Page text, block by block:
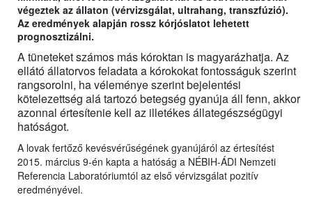
végeztek az állaton (vérvizsgálat, ultrahang, transzfúzió).
Az eredmények alapján rossz kórjóslatot lehetett
prognosztizálni.
A tüneteket számos más kóroktan is magyarázhatja. Az
ellátó állatorvos feladata a kórokokat fontosságuk szerint
rangsorolni, ha véleménye szerint bejelentési
kötelezettség alá tartozó betegség gyanúja áll fenn, akkor
azonnal értesítenie kell az illetékes állategészségügyi
hatóságot.
A lovak fertőző kevésvérűségének gyanújáról az értesítést
2015. március 9-én kapta a hatóság a NÉBIH-ÁDI Nemzeti
Referencia Laboratóriumtól az első vérvizsgálat pozitív
eredményével.